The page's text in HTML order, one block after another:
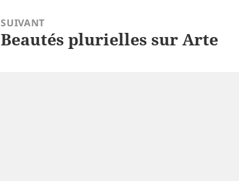
SUIVANT
Article
Beautés plurielles sur Arte